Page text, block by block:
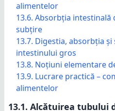
alimentelor
13.6. Absorbția
subțire
13.7. Digestia, absorbția
intestinului gros
13.8. Noțiuni elementare
13.9. Lucrare practică –
alimentelor
13.1. Alcătuirea tubului